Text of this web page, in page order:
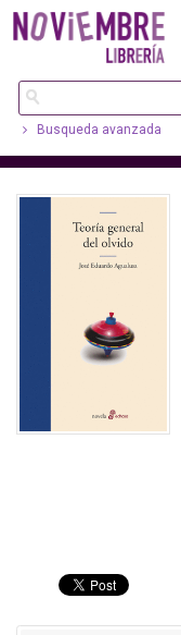
Busqueda avanzada